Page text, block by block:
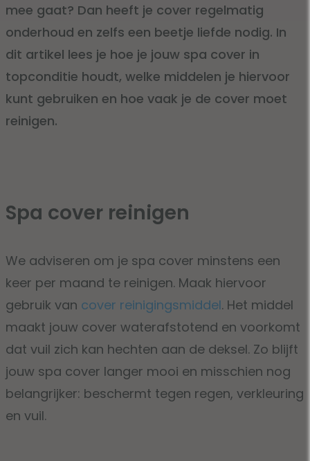
mee gaat? Dan heeft je cover regelmatig
onderhoud en zelfs een beetje liefde nodig. In
dit artikel lees je hoe je jouw spa cover in
topconditie houdt, welke middelen je hiervoor
kunt gebruiken en hoe vaak je de cover moet
reinigen.
Spa cover reinigen
We adviseren om je spa cover minstens een
keer per maand te reinigen. Maak hiervoor
gebruik van cover reinigingsmiddel. Het middel
maakt jouw cover waterafstotend en voorkomt
dat vuil zich kan hechten aan de deksel. Zo blijft
jouw spa cover langer mooi en misschien nog
belangrijker: beschermt tegen regen, verkleuring
en vuil.